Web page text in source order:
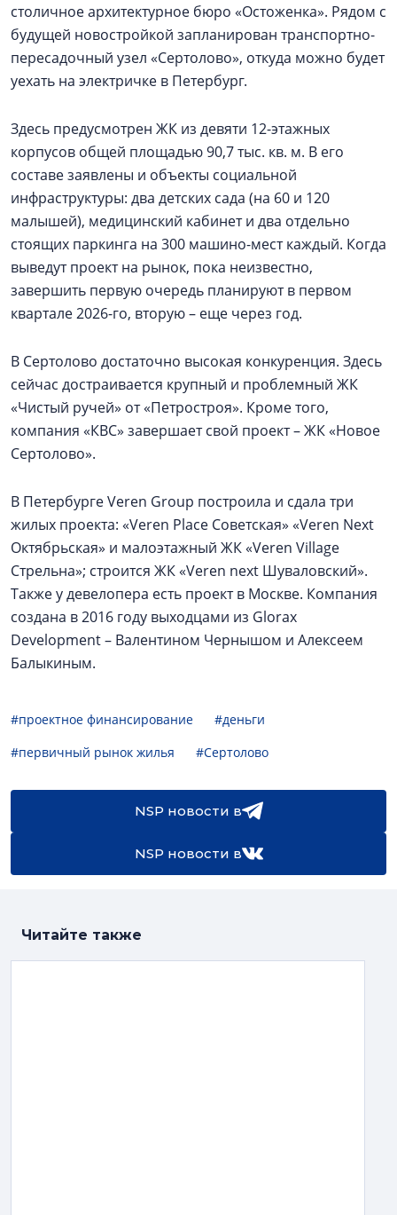
столичное архитектурное бюро «Остоженка». Рядом с
будущей новостройкой запланирован транспортно-
пересадочный узел «Сертолово», откуда можно будет
уехать на электричке в Петербург.
Здесь предусмотрен ЖК из девяти 12-этажных
корпусов общей площадью 90,7 тыс. кв. м. В его
составе заявлены и объекты социальной
инфраструктуры: два детских сада (на 60 и 120
малышей), медицинский кабинет и два отдельно
стоящих паркинга на 300 машино-мест каждый. Когда
выведут проект на рынок, пока неизвестно,
завершить первую очередь планируют в первом
квартале 2026-го, вторую – еще через год.
В Сертолово достаточно высокая конкуренция. Здесь
сейчас достраивается крупный и проблемный ЖК
«Чистый ручей» от «Петростроя». Кроме того,
компания «КВС» завершает свой проект – ЖК «Новое
Сертолово».
В Петербурге Veren Group построила и сдала три
жилых проекта: «Veren Place Советская» «Veren Next
Октябрьская» и малоэтажный ЖК «Veren Village
Стрельна»; строится ЖК «Veren next Шуваловский».
Также у девелопера есть проект в Москве. Компания
создана в 2016 году выходцами из Glorax
Development – Валентином Чернышом и Алексеем
Балыкиным.
#проектное финансирование
#деньги
#первичный рынок жилья
#Сертолово
NSP новости в
NSP новости в
Читайте также